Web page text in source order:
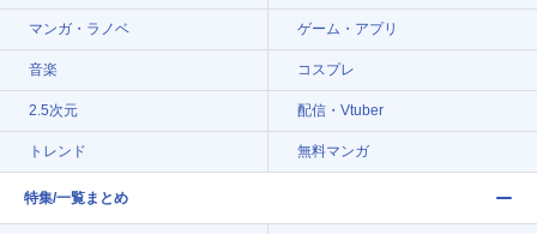
マンガ・ラノベ ゲーム・アプリ
音楽 コスプレ
2.5次元 配信・Vtuber
トレンド 無料マンガ
特集/一覧まとめ